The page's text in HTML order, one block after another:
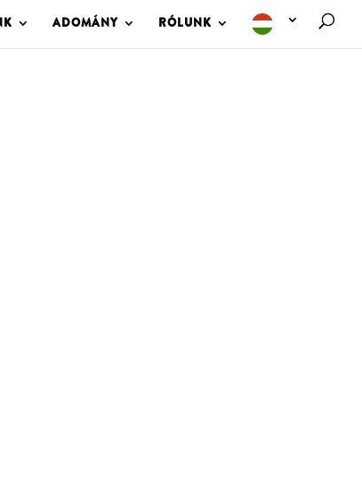
ADOMÁNY RÓLUNK